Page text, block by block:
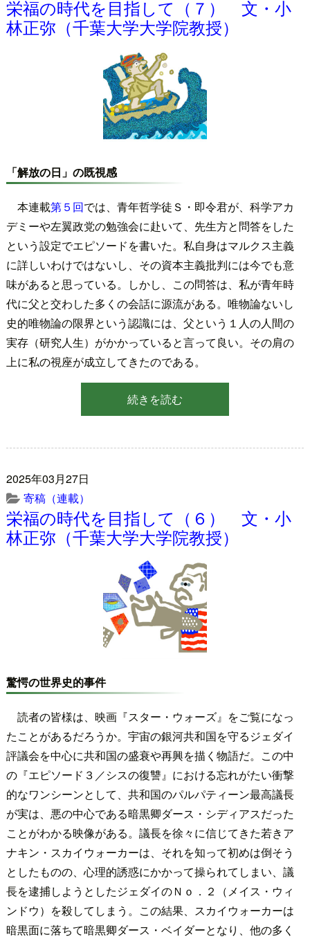
栄福の時代を目指して（７） 文・小
林正弥（千葉大学大学院教授）
「解放の日」の既視感
本連載第５回では、青年哲学徒Ｓ・即令君が、科学アカ
デミーや左翼政党の勉強会に赴いて、先生方と問答をした
という設定でエピソードを書いた。私自身はマルクス主義
に詳しいわけではないし、その資本主義批判には今でも意
味があると思っている。しかし、この問答は、私が青年時
代に父と交わした多くの会話に源流がある。唯物論ないし
史的唯物論の限界という認識には、父という１人の人間の
実存（研究人生）がかかっていると言って良い。その肩の
上に私の視座が成立してきたのである。
続きを読む
2025年03月27日
寄稿（連載）
栄福の時代を目指して（６） 文・小
林正弥（千葉大学大学院教授）
驚愕の世界史的事件
読者の皆様は、映画『スター・ウォーズ』をご覧になっ
たことがあるだろうか。宇宙の銀河共和国を守るジェダイ
評議会を中心に共和国の盛衰や再興を描く物語だ。この中
の『エピソード３／シスの復讐』における忘れがたい衝撃
的なワンシーンとして、共和国のパルパティーン最高議長
が実は、悪の中心である暗黒卿ダース・シディアスだった
ことがわかる映像がある。議長を徐々に信じてきた若きア
ナキン・スカイウォーカーは、それを知って初めは倒そう
としたものの、心理的誘惑にかかって操られてしまい、議
長を逮捕しようとしたジェダイのＮｏ．２（メイス・ウィ
ンドウ）を殺してしまう。この結果、スカイウォーカーは
暗黒面に落ちて暗黒卿ダース・ベイダーとなり、他の多く